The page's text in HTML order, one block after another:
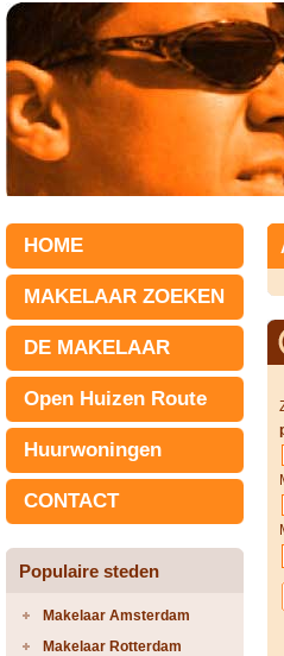
HOME
MAKELAAR ZOEKEN
DE MAKELAAR
Open Huizen Route
Huurwoningen
CONTACT
Populaire steden
Makelaar Amsterdam
Makelaar Rotterdam